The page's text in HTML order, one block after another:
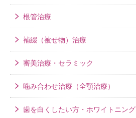
根管治療
補綴（被せ物）治療
審美治療・セラミック
噛み合わせ治療（全顎治療）
歯を白くしたい方・ホワイトニング